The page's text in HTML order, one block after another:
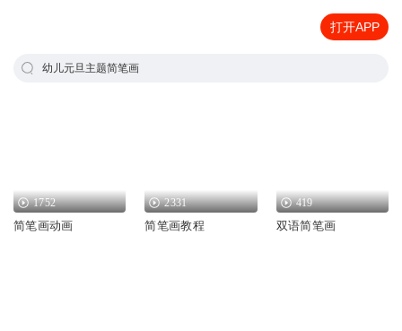
打开APP
幼儿元旦主题简笔画
1752
简笔画动画
2331
简笔画教程
419
双语简笔画